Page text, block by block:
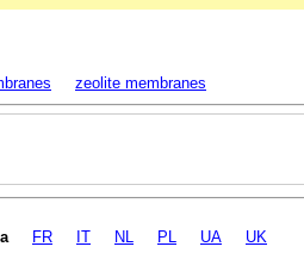
zeolite membranes
FR IT NL PL UA UK